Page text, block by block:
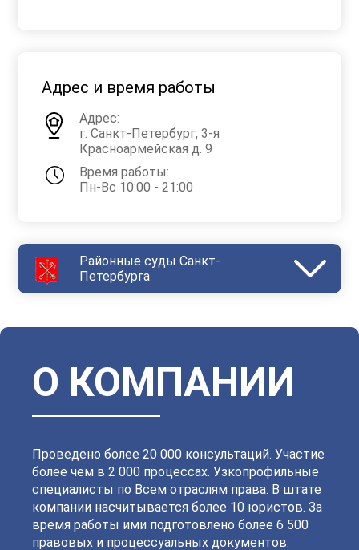
Адрес и время работы
Адрес:
г. Санкт-Петербург, 3-я
Красноармейская д. 9
Время работы:
Пн-Вс 10:00 - 21:00
Районные суды Санкт-
Петербурга
Московский
Невский Октябрьский
Петроградский
Петродворцовый
Приморский Пушкинский
Сестрорецкий
Смольнинский
О КОМПАНИИ
Проведено более 20 000 консультаций. Участие
более чем в 2 000 процессах. Узкопрофильные
специалисты по Всем отраслям права. В штате
компании насчитывается более 10 юристов. За
время работы ими подготовлено более 6 500
правовых и процессуальных документов.